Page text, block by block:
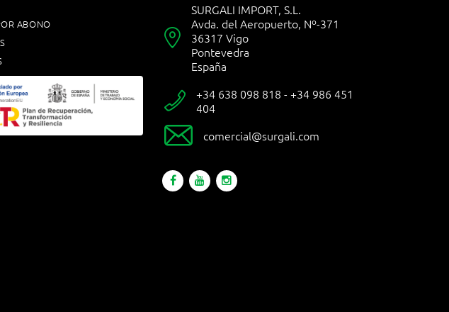
ABONO

SURGALI IMPORT, S.L.
Avda. del Aeropuerto, Nº-371
36317 Vigo
Pontevedra
España

+34 638 098 818 - +34 986 451
404
 comercial@surgali.com